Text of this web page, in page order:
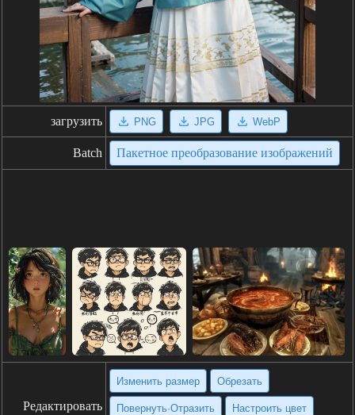
загрузить PNG JPG WebP
Batch Пакетное преобразование изображений
Редактировать
Изменить размер Обрезать
Повернуть·Отразить Настроить цвет